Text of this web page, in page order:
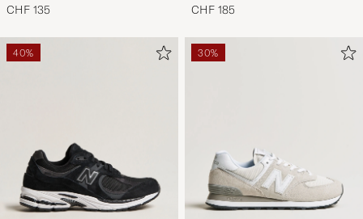
Footbed Habana Oiled Leather
CHF 135 Footbed Mocca Suede
CHF 185
40% 30%